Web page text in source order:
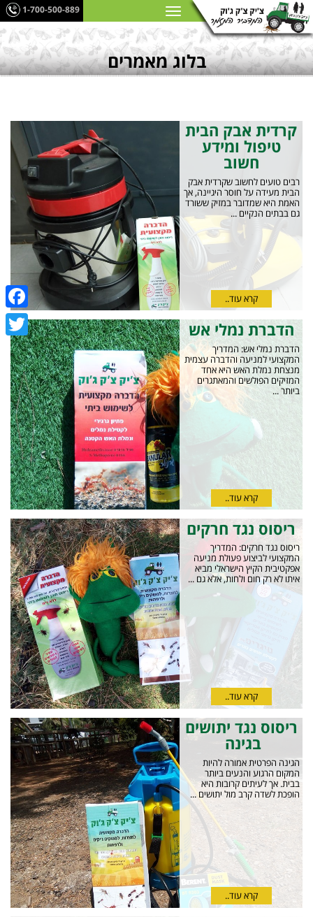
1-700-500-889
בלוג מאמרים
קרדית אבק הבית
טיפול ומידע
חשוב
רבים טועים לחשוב שקרדית אבק
הבית מעידה על חוסר היגיינה, אך
האמת היא שמדובר במזיק ששורד
גם בבתים הנקיים ...
קרא עוד..
הדברת נמלי אש
הדברת נמלי אש: המדריך
המקצועי למניעה והדברה עצמית
מנצחת נמלת האש היא אחד
המזיקים הפולשים והמאתגרים
ביותר ...
קרא עוד..
ריסוס נגד חרקים
ריסוס נגד חרקים: המדריך
המקצועי לביצוע פעולת מניעה
אפקטיבית הקיץ הישראלי מביא
איתו לא רק חום ולחות, אלא גם ...
קרא עוד..
ריסוס נגד יתושים
בגינה
הגינה הפרטית אמורה להיות
המקום הרגוע והנעים ביותר
בבית. אך לעיתים קרובות היא
הופכת לשדה קרב מול יתושים ...
קרא עוד..